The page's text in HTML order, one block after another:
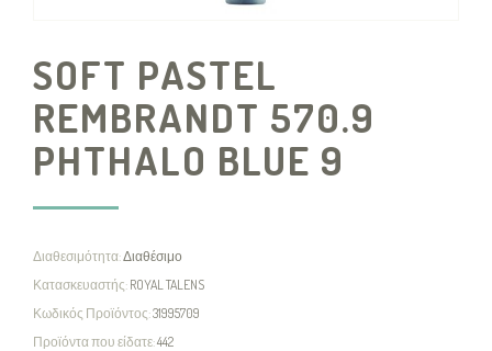
SOFT PASTEL
REMBRANDT 570.9
PHTHALO BLUE 9
Διαθεσιμότητα:Διαθέσιμο
Κατασκευαστής: ROYAL TALENS
Κωδικός Προϊόντος:31995709
Προϊόντα που είδατε:442